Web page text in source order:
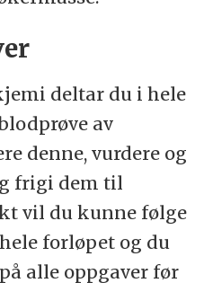
deltar du i hele
av
denne, vurdere og
frigi dem til
vil du kunne følge
forløpet og du
alle oppgaver før